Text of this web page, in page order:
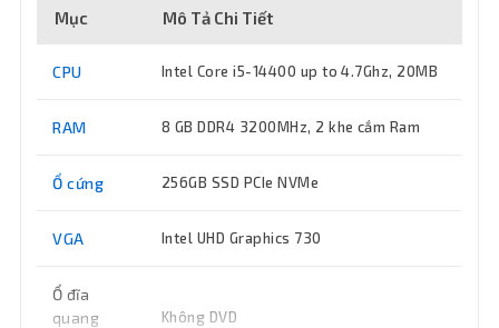
Mục Mô Tả Chi Tiết
CPU Intel Core i5-14400 up to 4.7Ghz, 20MB
RAM 8 GB DDR4 3200MHz, 2 khe cắm Ram
Ổ cứng 256GB SSD PCIe NVMe
VGA Intel UHD Graphics 730
Ổ đĩa
quang
Không DVD